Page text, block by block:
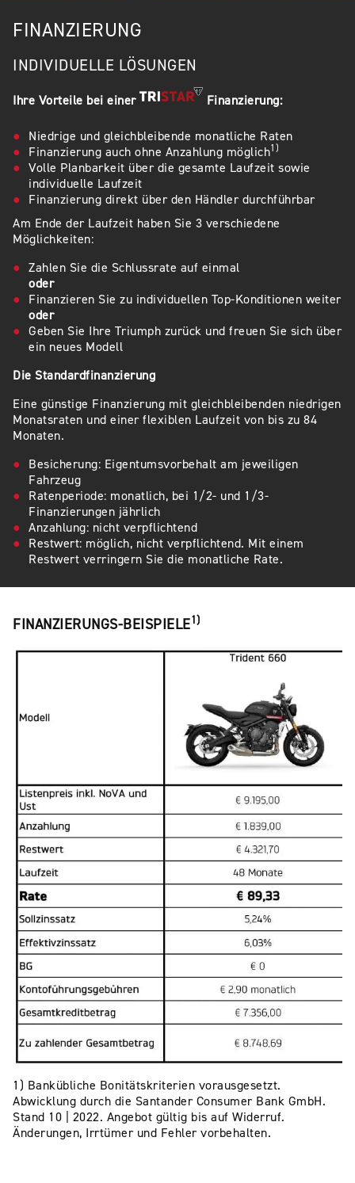
FINANZIERUNG
INDIVIDUELLE LÖSUNGEN
Ihre Vorteile bei einer Finanzierung:
Niedrige und gleichbleibende monatliche Raten
Finanzierung auch ohne Anzahlung möglich1)
Volle Planbarkeit über die gesamte Laufzeit sowie
individuelle Laufzeit
Finanzierung direkt über den Händler durchführbar
Am Ende der Laufzeit haben Sie 3 verschiedene
Möglichkeiten:
Zahlen Sie die Schlussrate auf einmal
oder
Finanzieren Sie zu individuellen Top-Konditionen weiter
oder
Geben Sie Ihre Triumph zurück und freuen Sie sich über
ein neues Modell
Die Standardfinanzierung
Eine günstige Finanzierung mit gleichbleibenden niedrigen
Monatsraten und einer flexiblen Laufzeit von bis zu 84
Monaten.
Besicherung: Eigentumsvorbehalt am jeweiligen
Fahrzeug
Ratenperiode: monatlich, bei 1/2- und 1/3-
Finanzierungen jährlich
Anzahlung: nicht verpflichtend
Restwert: möglich, nicht verpflichtend. Mit einem
Restwert verringern Sie die monatliche Rate.
FINANZIERUNGS-BEISPIELE1)
1) Bankübliche Bonitätskriterien vorausgesetzt.
Abwicklung durch die Santander Consumer Bank GmbH.
Stand 10 | 2022. Angebot gültig bis auf Widerruf.
Änderungen, Irrtümer und Fehler vorbehalten.